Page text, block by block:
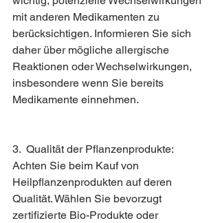
mit anderen Medikamenten zu
berücksichtigen. Informieren Sie sich
daher über mögliche allergische
Reaktionen oder Wechselwirkungen,
insbesondere wenn Sie bereits
Medikamente einnehmen.
3.  Qualität der Pflanzenprodukte:
Achten Sie beim Kauf von
Heilpflanzenprodukten auf deren
Qualität. Wählen Sie bevorzugt
zertifizierte Bio-Produkte oder